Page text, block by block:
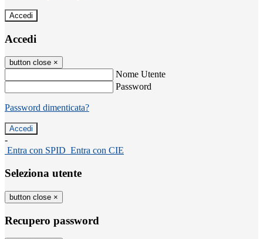
Accedi
Accedi
button close ×
Nome Utente
Password
Password dimenticata?
-
Entra con SPID Entra con CIE
Seleziona utente
button close ×
Recupero password